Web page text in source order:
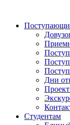
Дни
Студентам